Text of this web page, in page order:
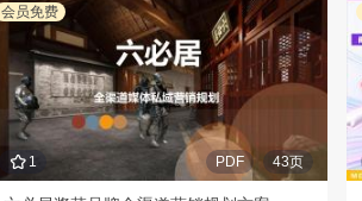
会员免费
1 PDF 43页